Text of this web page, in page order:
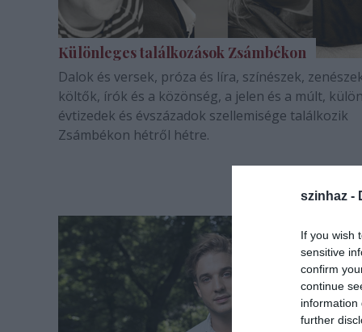
szinhaz -
If you wish
sensitive
confirm
continue
information
further
Különleges találkozások Zsámbékon
Dalok és versek, próza és líra, színészek,
költők, írók és a közönség, a jelen és a múlt,
évtizedek és évszázadok szellemisége találkozik
Zsámbékon hétről hétre.